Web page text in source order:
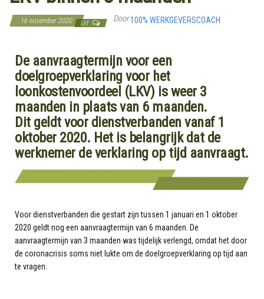
16 november 2020 Uit Door100% WERKGEVERSCOACH
De aanvraagtermijn voor een
doelgroepverklaring voor het
loonkostenvoordeel (LKV) is weer 3
maanden in plaats van 6 maanden.
Dit geldt voor dienstverbanden vanaf 1
oktober 2020. Het is belangrijk dat de
werknemer de verklaring op tijd aanvraagt.
Voor dienstverbanden die gestart zijn tussen 1 januari en 1 oktober
2020 geldt nog een aanvraagtermijn van 6 maanden. De
aanvraagtermijn van 3 maanden was tijdelijk verlengd, omdat het door
de coronacrisis soms niet lukte om de doelgroepverklaring op tijd aan
te vragen.